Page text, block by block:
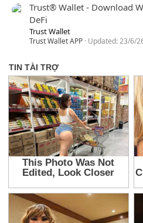
Trust® Wallet - Download
DeFi
Trust Wallet
Trust Wallet APP Updated:23/6/